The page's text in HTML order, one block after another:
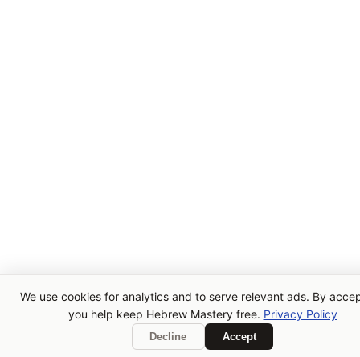
We use cookies for analytics and to serve relevant ads. By
you help keep Hebrew Mastery free. Privacy Policy
Decline Accept